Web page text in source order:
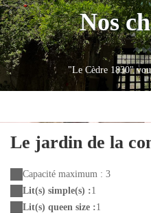
Nos
"Le Cèdre 1830"
Le jardin de la
Capacité maximum : 3
Lit(s) simple(s) :1
Lit(s) queen size :1